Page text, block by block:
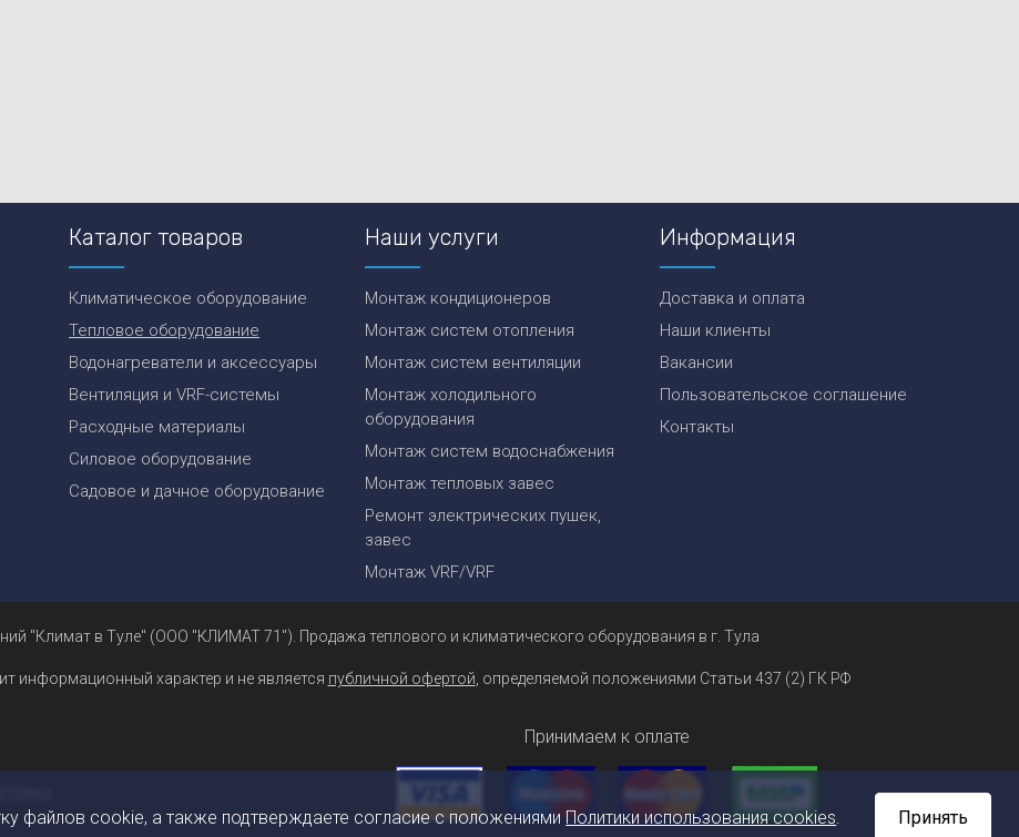
Каталог товаров
Климатическое оборудование
Тепловое оборудование
Водонагреватели и аксессуары
Вентиляция и VRF-системы
Расходные материалы
Силовое оборудование
Садовое и дачное оборудование
Наши услуги
Монтаж кондиционеров
Монтаж систем отопления
Монтаж систем вентиляции
Монтаж холодильного
оборудования
Монтаж систем водоснабжения
Монтаж тепловых завес
Ремонт электрических пушек,
завес
Монтаж VRF/VRF
Информация
Доставка и оплата
Наши клиенты
Вакансии
Пользовательское соглашение
Контакты
"Климат в Туле" (ООО "КЛИМАТ 71"). Продажа теплового и климатического оборудования в г. Тула
информационный характер и не является публичной офертой, определяемой положениями Статьи 437 (2) ГК РФ
Принимаем к оплате
файлов cookie, а также подтверждаете согласие с положениямиПолитики использования cookies. Принять